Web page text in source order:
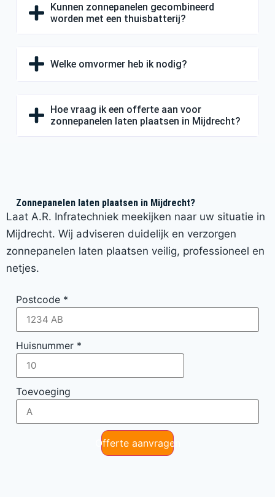
Kunnen zonnepanelen gecombineerd
worden met een thuisbatterij?
Welke omvormer heb ik nodig?
Hoe vraag ik een offerte aan voor
zonnepanelen laten plaatsen in Mijdrecht?
Zonnepanelen laten plaatsen in Mijdrecht?
Laat A.R. Infratechniek meekijken naar uw situatie in
Mijdrecht. Wij adviseren duidelijk en verzorgen
zonnepanelen laten plaatsen veilig, professioneel en
netjes.
Postcode *
Huisnummer *
Toevoeging
Offerte aanvragen